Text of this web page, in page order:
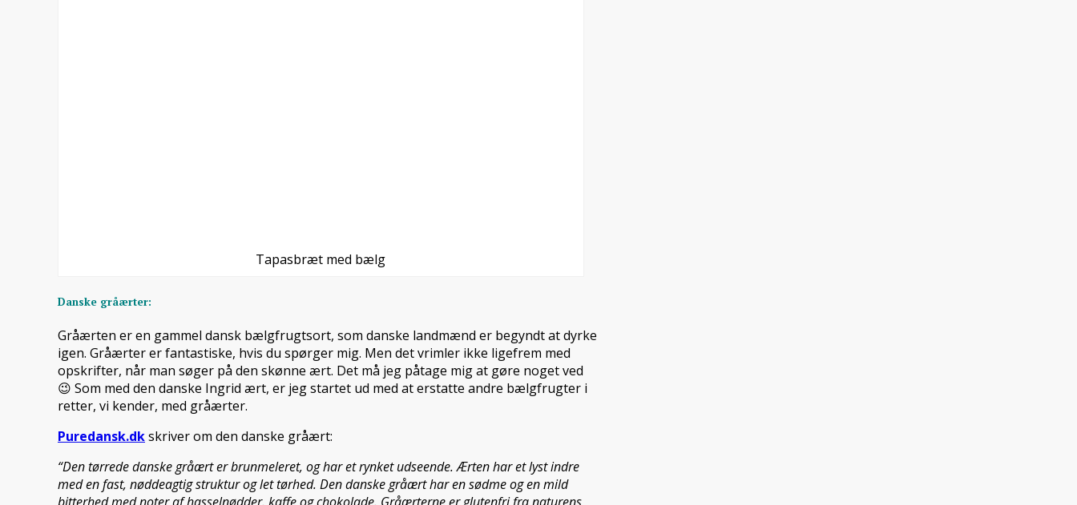
Tapasbræt med bælg
Danske gråærter:
Gråærten er en gammel dansk bælgfrugtsort, som danske landmænd er begyndt at dyrke
igen. Gråærter er fantastiske, hvis du spørger mig. Men det vrimler ikke ligefrem med
opskrifter, når man søger på den skønne ært. Det må jeg påtage mig at gøre noget ved
😉 Som med den danske Ingrid ært, er jeg startet ud med at erstatte andre bælgfrugter i
retter, vi kender, med gråærter.
Puredansk.dkskriver om den danske gråært:
“Den tørrede danske gråært er brunmeleret, og har et rynket udseende. Ærten har et lyst indre
med en fast, nøddeagtig struktur og let tørhed. Den danske gråært har en sødme og en mild